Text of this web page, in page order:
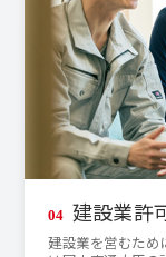
04 建設業許
建設業を営むため